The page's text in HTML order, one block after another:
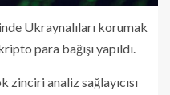
Ukraynalıları korumak
para bağışı yapıldı.
zinciri analiz sağlayıcısı